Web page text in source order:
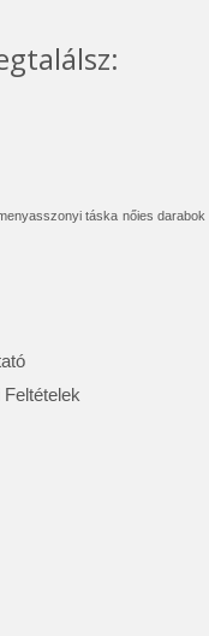
táska nőies darabok